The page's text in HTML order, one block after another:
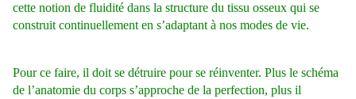
cette notion de fluidité dans la structure du tissu osseux qui se
construit continuellement en s’adaptant à nos modes de vie.
Pour ce faire, il doit se détruire pour se réinventer. Plus le schéma
de l’anatomie du corps s’approche de la perfection, plus il